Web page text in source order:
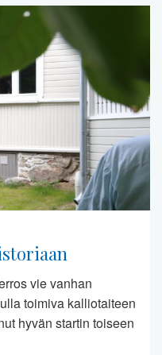
vie vanhan
toimiva kalliotaiteen
hyvän startin toiseen